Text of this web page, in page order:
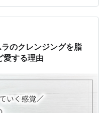
となく選んでいる方も多
クレンジングこそスキン
けで、その後の肌の状
…のクレンジングを脂
愛する理由